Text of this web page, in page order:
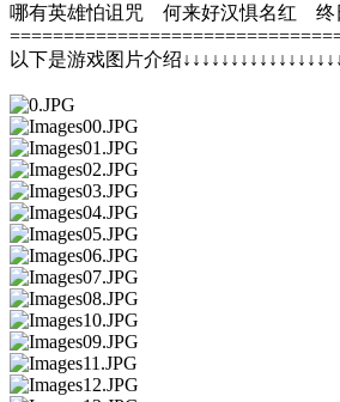
哪有英雄怕诅咒 何来好汉惧名红 终
以下是游戏图片介绍